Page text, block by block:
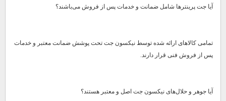
آیا جت پرینترها شامل ضمانت و خدمات پس از فروش می‌باشند؟
تمامی کالاهای ارائه شده توسط نیکسون جت تحت پوشش ضمانت معتبر و خدمات
پس از فروش فنی قرار دارند.
آیا جوهر و حلال‌های نیکسون جت اصل و معتبر هستند؟